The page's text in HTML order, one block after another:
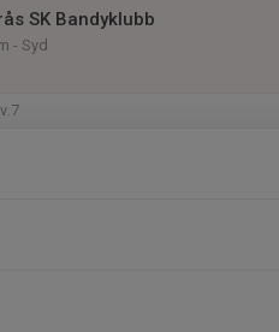
SK Bandyklubb
- Syd
v.7